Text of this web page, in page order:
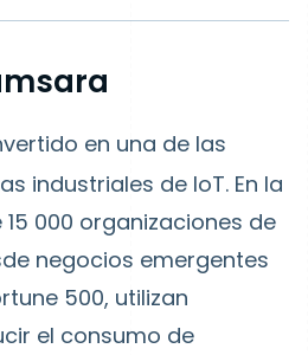
en una de las
industriales de IoT. En la
000 organizaciones de
negocios emergentes
500, utilizan
el consumo de